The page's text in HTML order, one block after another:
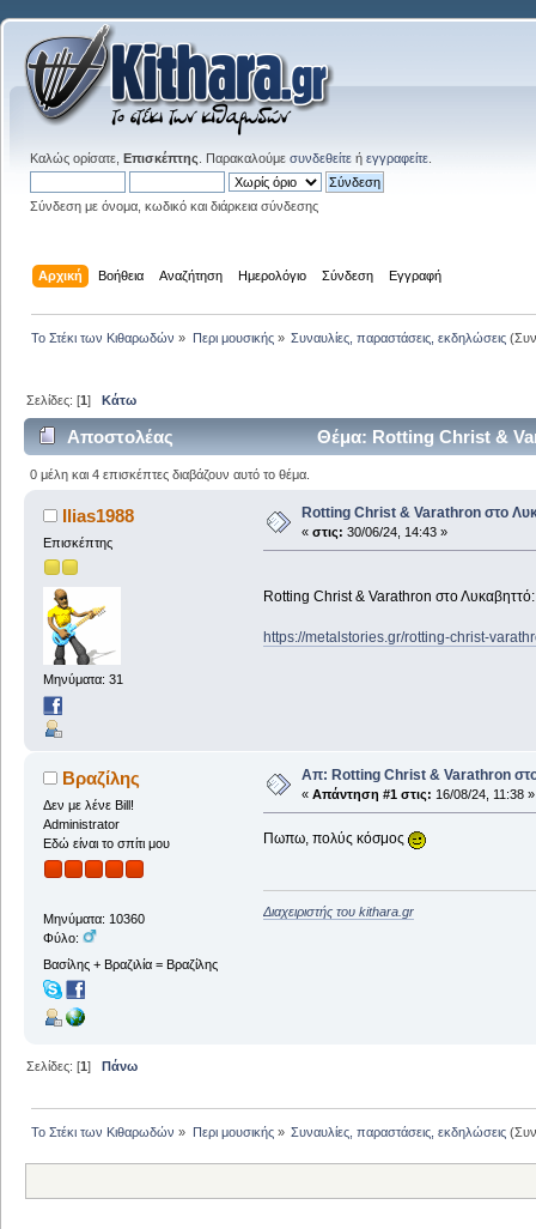
Καλώς ορίσατε, Επισκέπτης . Παρακαλούμε συνδεθείτε ή εγγραφείτε
Σύνδεση με όνομα, κωδικό και διάρκεια σύνδεσης
Αρχική Βοήθεια Αναζήτηση Ημερολόγιο Σύνδεση Εγγραφή
Το Στέκι των Κιθαρωδών » Περι μουσικής» Συναυλίες, παραστάσεις, εκδηλώσεις
Σελίδες: [1]Κάτω
Αποστολέας Θέμα: Rotting Christ &
0 μέλη και 4 επισκέπτες διαβάζουν αυτό το θέμα.
Ilias1988
Επισκέπτης
Μηνύματα: 31
Rotting Christ & Varathron στο
« στις: 30/06/24, 14:43 »
Rotting Christ & Varathron στο Λυκαβηττό:
https://metalstories.gr/rotting-christ-
Βραζίλης
Δεν με λένε Bill!
Administrator
Εδώ είναι το σπίτι μου
Μηνύματα: 10360
Φύλο:
Βασίλης + Βραζιλία = Βραζίλης
Απ: Rotting Christ & Varathron
« Απάντηση #1 στις: 16/08/24, 11:38 »
Πωπω, πολύς κόσμος
Διαχειριστής του kithara.gr
Σελίδες: [1] Πάνω
Το Στέκι των Κιθαρωδών » Περι μουσικής» Συναυλίες, παραστάσεις, εκδηλώσεις